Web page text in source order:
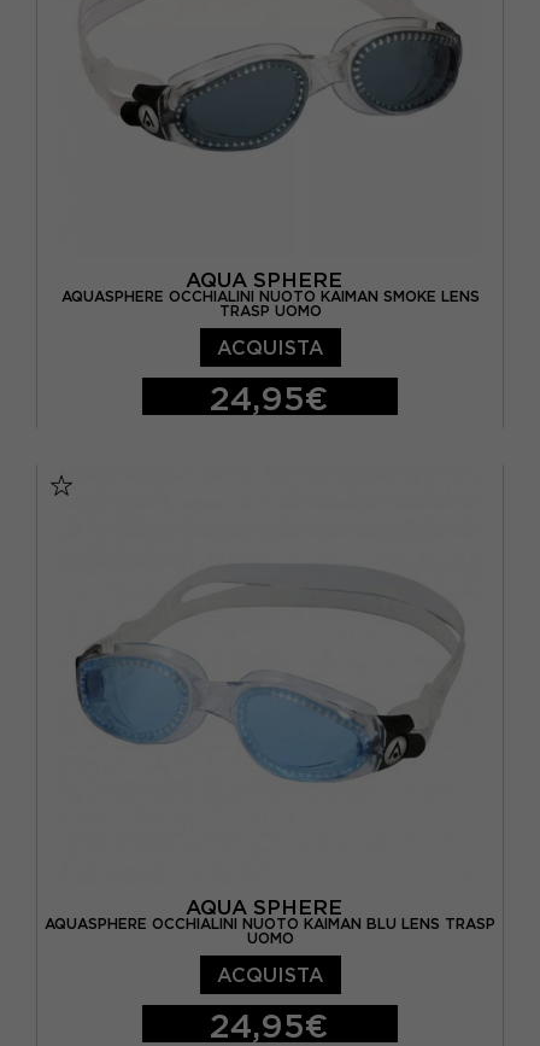
AQUA SPHERE
AQUASPHERE OCCHIALINI NUOTO KAIMAN SMOKE LENS
TRASP UOMO
ACQUISTA
24,95€
AQUA SPHERE
AQUASPHERE OCCHIALINI NUOTO KAIMAN BLU LENS TRASP
UOMO
ACQUISTA
24,95€